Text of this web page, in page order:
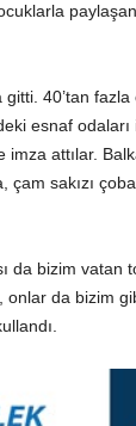
40’tan
esnaf
attılar.
sakızı
bizim vatan
da bizim